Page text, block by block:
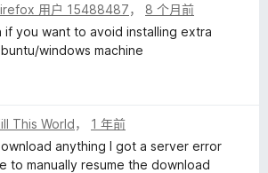
用户 15488487， 8 个月前
you want to avoid installing extra
windows machine
This World， 1 年前
anything I got a server error
to manually resume the download